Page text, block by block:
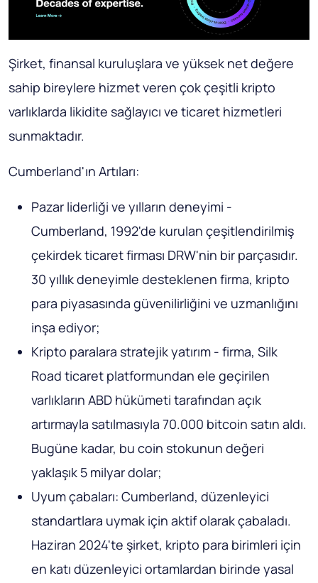
Şirket, finansal kuruluşlara ve yüksek net değere
sahip bireylere hizmet veren çok çeşitli kripto
varlıklarda likidite sağlayıcı ve ticaret hizmetleri
sunmaktadır.
Cumberland'ın Artıları:
Pazar liderliği ve yılların deneyimi -
Cumberland, 1992'de kurulan çeşitlendirilmiş
çekirdek ticaret firması DRW'nin bir parçasıdır.
30 yıllık deneyimle desteklenen firma, kripto
para piyasasında güvenilirliğini ve uzmanlığını
inşa ediyor;
Kripto paralara stratejik yatırım - firma, Silk
Road ticaret platformundan ele geçirilen
varlıkların ABD hükümeti tarafından açık
artırmayla satılmasıyla 70.000 bitcoin satın aldı.
Bugüne kadar, bu coin stokunun değeri
yaklaşık 5 milyar dolar;
Uyum çabaları: Cumberland, düzenleyici
standartlara uymak için aktif olarak çabaladı.
Haziran 2024'te şirket, kripto para birimleri için
en katı düzenleyici ortamlardan birinde yasal